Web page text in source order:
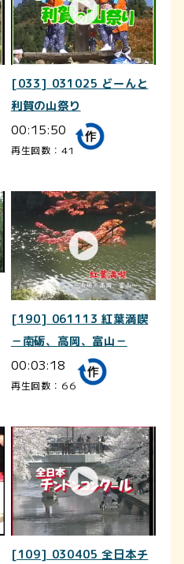
[033] 031025 どーんと
利賀の山祭り
00:15:50
再生回数：41
[190] 061113 紅葉満喫
－南砺、高岡、富山－
00:03:18
再生回数：66
[109] 030405 全日本チ